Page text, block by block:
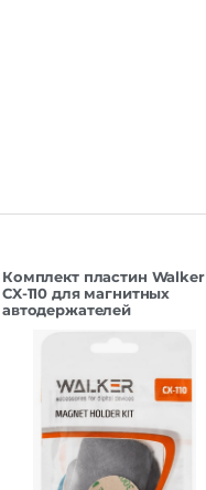
Комплект пластин Walker
CX-110 для магнитных
автодержателей